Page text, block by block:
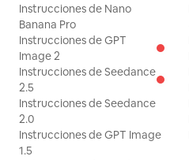
Instrucciones de Nano
Banana Pro
Instrucciones de GPT
Image 2
Instrucciones de Seedance
2.5
Instrucciones de Seedance
2.0
Instrucciones de GPT Image
1.5